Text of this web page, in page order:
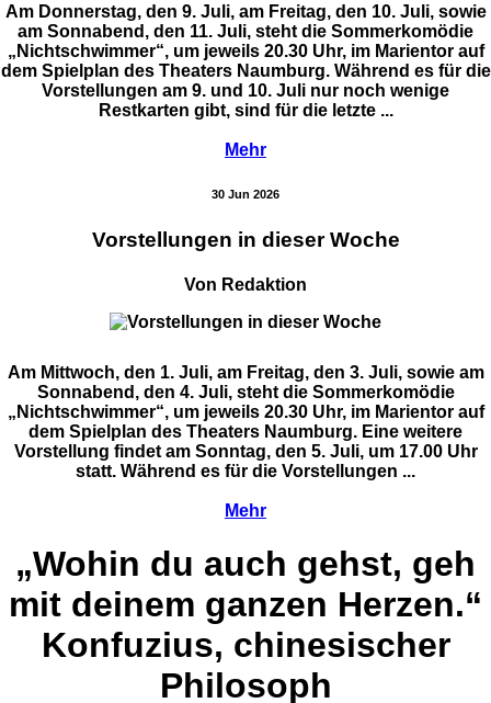
Am Donnerstag, den 9. Juli, am Freitag, den 10. Juli, sowie
am Sonnabend, den 11. Juli, steht die Sommerkomödie
„Nichtschwimmer“, um jeweils 20.30 Uhr, im Marientor auf
dem Spielplan des Theaters Naumburg. Während es für die
Vorstellungen am 9. und 10. Juli nur noch wenige
Restkarten gibt, sind für die letzte ...
Mehr
30 Jun 2026
Vorstellungen in dieser Woche
Von Redaktion
Am Mittwoch, den 1. Juli, am Freitag, den 3. Juli, sowie am
Sonnabend, den 4. Juli, steht die Sommerkomödie
„Nichtschwimmer“, um jeweils 20.30 Uhr, im Marientor auf
dem Spielplan des Theaters Naumburg. Eine weitere
Vorstellung findet am Sonntag, den 5. Juli, um 17.00 Uhr
statt. Während es für die Vorstellungen ...
Mehr
„Wohin du auch gehst, geh
mit deinem ganzen Herzen.“
Konfuzius, chinesischer
Philosoph